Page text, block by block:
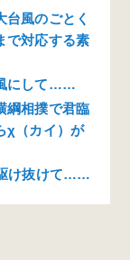
台風のごとく
で対応する素
にして……
綱相撲で君臨
χ（カイ）が
け抜けて……